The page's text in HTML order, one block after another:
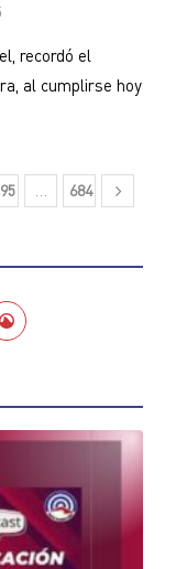
recordó el
al cumplirse hoy
684